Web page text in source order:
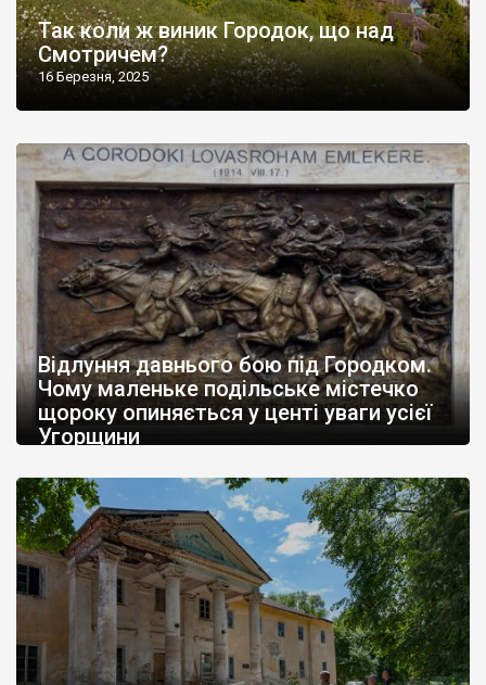
Так коли ж виник Городок, що над
Смотричем?
16 Березня, 2025
Відлуння давнього бою під Городком.
Чому маленьке подільське містечко
щороку опиняється у центі уваги усієї
Угорщини